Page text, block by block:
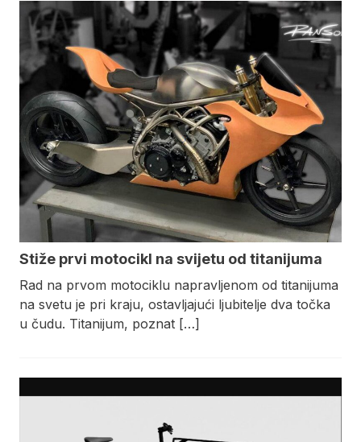
Stiže prvi motocikl na svijetu od titanijuma
Rad na prvom motociklu napravljenom od titanijuma
na svetu je pri kraju, ostavljajući ljubitelje dva točka
u čudu. Titanijum, poznat […]